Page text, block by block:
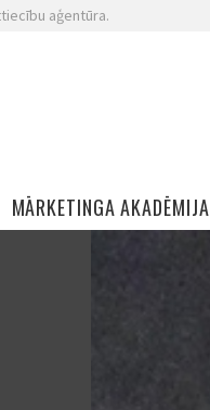
aģentūra.
MĀRKETINGA AKADĒMIJA